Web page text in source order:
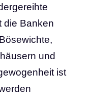
die Banken
und
ist